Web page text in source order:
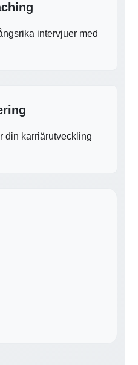
intervjuer med
din karriärutveckling